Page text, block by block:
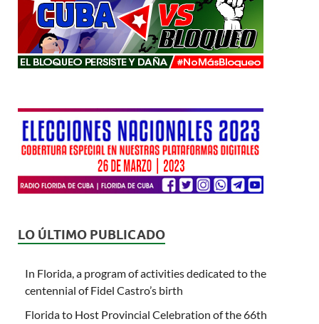
LO ÚLTIMO PUBLICADO
In Florida, a program of activities dedicated to the
centennial of Fidel Castro’s birth
Florida to Host Provincial Celebration of the 66th